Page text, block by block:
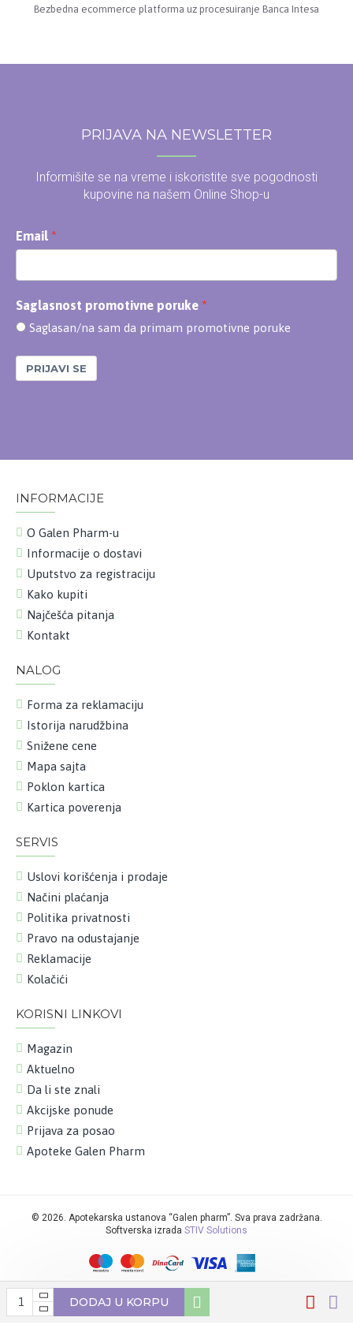
DODAJ U KORPU
Bezbedna ecommerce platforma uz procesuiranje Banca Intesa
PRIJAVA NA NEWSLETTER
Informišite se na vreme i iskoristite sve pogodnosti
kupovine na našem Online Shop-u
Email
Saglasnost promotivne poruke
Saglasan/na sam da primam promotivne poruke
PRIJAVI SE
INFORMACIJE
O Galen Pharm-u
Informacije o dostavi
Uputstvo za registraciju
Kako kupiti
Najčešća pitanja
Kontakt
NALOG
Forma za reklamaciju
Istorija narudžbina
Snižene cene
Mapa sajta
Poklon kartica
Kartica poverenja
SERVIS
Uslovi korišćenja i prodaje
Načini plaćanja
Politika privatnosti
Pravo na odustajanje
Reklamacije
Kolačići
KORISNI LINKOVI
Magazin
Aktuelno
Da li ste znali
Akcijske ponude
Prijava za posao
Apoteke Galen Pharm
© 2026. Apotekarska ustanova “Galen pharm”. Sva prava zadržana.
Softverska izrada STIV Solutions